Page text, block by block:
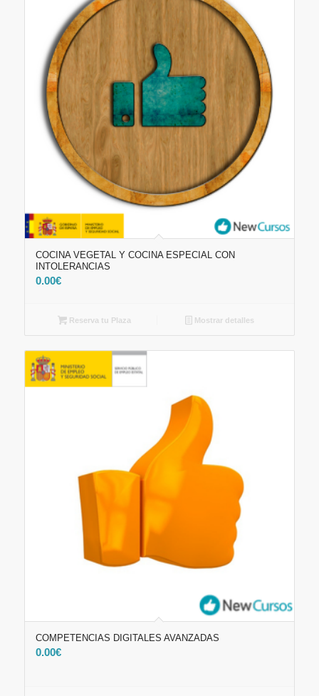
COCINA VEGETAL Y COCINA ESPECIAL CON
INTOLERANCIAS
0.00€
Reserva tu Plaza Mostrar detalles
COMPETENCIAS DIGITALES AVANZADAS
0.00€